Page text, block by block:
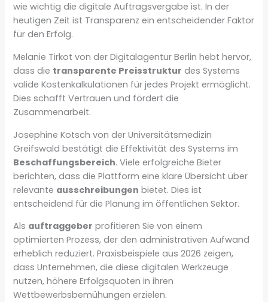
wie wichtig die digitale Auftragsvergabe ist. In der
heutigen Zeit ist Transparenz ein entscheidender Faktor
für den Erfolg.
Melanie Tirkot von der Digitalagentur Berlin hebt hervor,
dass die transparente Preisstruktur des Systems
valide Kostenkalkulationen für jedes Projekt ermöglicht.
Dies schafft Vertrauen und fördert die
Zusammenarbeit.
Josephine Kotsch von der Universitätsmedizin
Greifswald bestätigt die Effektivität des Systems im
Beschaffungsbereich. Viele erfolgreiche Bieter
berichten, dass die Plattform eine klare Übersicht über
relevante ausschreibungen bietet. Dies ist
entscheidend für die Planung im öffentlichen Sektor.
Als auftraggeber profitieren Sie von einem
optimierten Prozess, der den administrativen Aufwand
erheblich reduziert. Praxisbeispiele aus 2026 zeigen,
dass Unternehmen, die diese digitalen Werkzeuge
nutzen, höhere Erfolgsquoten in ihren
Wettbewerbsbemühungen erzielen.